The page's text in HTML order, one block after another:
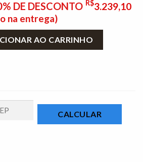
DE DESCONTO R$3.239,10
na entrega)
AO CARRINHO